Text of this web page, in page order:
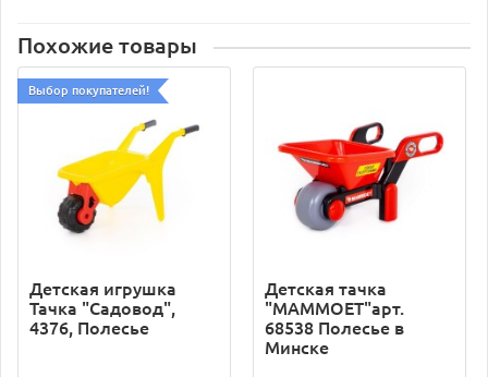
Похожие товары
Выбор покупателей!
Детская игрушка
Тачка "Садовод",
4376, Полесье
Детская тачка
"MAMMOET"арт.
68538 Полесье в
Минске